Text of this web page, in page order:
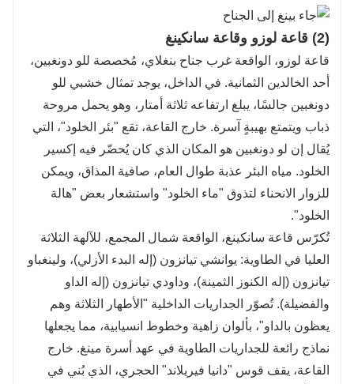
(2) قاعة لوزو وقاعة سانكينغ
قاعة لوزو، الواقعة غرب جناح بنغلاي، مُخصصة للو دونغبين،
أحد الخالدين الثمانية. في الداخل، يوجد تمثال خشبي للو
دونغبين جالسًا، يبلغ ارتفاعه ثلاثة أمتار، وهو يحمل مروحة
ذباب ويتمتع بهيبةٍ آسرة. خارج القاعة، تقع "بئر الخلود"، التي
يُقال إن لو دونغبين هو المكان الذي كان يُحضّر فيه إكسير
الخلود. مياه البئر عذبة طوال العام، صافية المذاق، ويمكن
للزوار الانحناء لتذوق "ماء الخلود" واستشعار بعض "هالة
الخلود".
تُكرّس قاعة سانكينغ، الواقعة شمال المجمع، للآلهة الثلاثة
العليا في الطاوية: يوانشي تيانزون (إله البدء الأزلي)، ولينغباو
تيانزون (إله الكنوز الثمينة)، وداودي تيانزون (إله الداو
والفضيلة). تُصوّر الجداريات الداخلية "الأطهار الثلاثة وهم
يعظون بالداو"، بألوان زاهية وخطوط انسيابية، مما يجعلها
نماذج رائعة للجداريات الطاوية في عهد أسرة مينغ. خارج
القاعة، يقف قوس "دانيا فيريلاند" الحجري، الذي بُني في